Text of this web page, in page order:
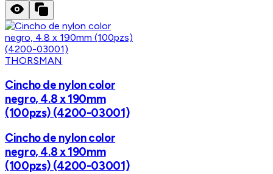
THORSMAN
Cincho de nylon color
negro, 4.8 x 190mm
(100pzs) (4200-03001)
Cincho de nylon color
negro, 4.8 x 190mm
(100pzs) (4200-03001)